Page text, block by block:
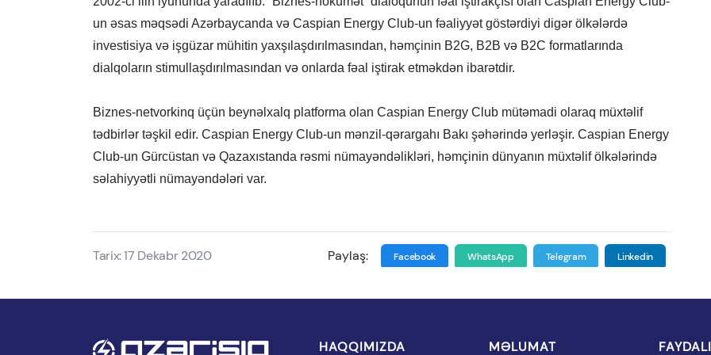
un əsas məqsədi Azərbaycanda və Caspian Energy Club-un fəaliyyət göstərdiyi digər ölkələrdə
investisiya və işgüzar mühitin yaxşılaşdırılmasından, həmçinin B2G, B2B və B2C formatlarında
dialqoların stimullaşdırılmasından və onlarda fəal iştirak etməkdən ibarətdir.
Biznes-netvorkinq üçün beynəlxalq platforma olan Caspian Energy Club mütəmadi olaraq müxtəlif
tədbirlər təşkil edir. Caspian Energy Club-un mənzil-qərargahı Bakı şəhərində yerləşir. Caspian Energy
Club-un Gürcüstan və Qazaxıstanda rəsmi nümayəndəlikləri, həmçinin dünyanın müxtəlif ölkələrində
səlahiyyətli nümayəndələri var.
Tarix: 17 Dekabr 2020 Paylaş: Facebook WhatsApp Telegram Linkedin
HAQQIMIZDA MƏLUMAT FAYDALI